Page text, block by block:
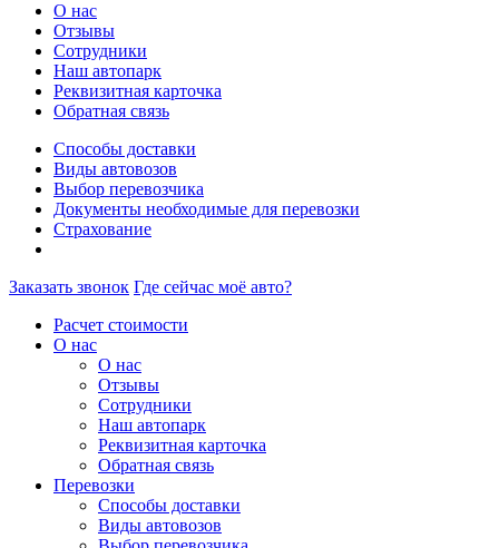
О нас
Отзывы
Сотрудники
Наш автопарк
Реквизитная карточка
Обратная связь
Способы доставки
Виды автовозов
Выбор перевозчика
Документы необходимые для перевозки
Страхование
Заказать звонок Где сейчас моё авто?
Расчет стоимости
О нас
О нас
Отзывы
Сотрудники
Наш автопарк
Реквизитная карточка
Обратная связь
Перевозки
Способы доставки
Виды автовозов